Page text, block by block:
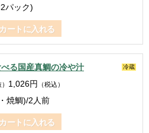
パック)
カートに入れる
る国産真鯛の冷や汁 冷蔵
1,026円 （税込）
焼鯛)/2人前
カートに入れる